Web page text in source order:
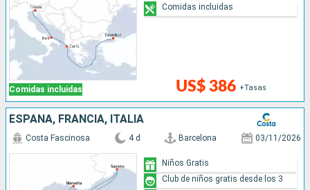
Comidas incluidas US$ 386 +Tasas
Comidas incluidas
ESPAÑA, FRANCIA, ITALIA
Costa Fascinosa 4 d Barcelona 03/11/2026
Niños Gratis
Club de niños gratis desde los 3